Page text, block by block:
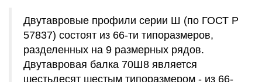
Двутавровые профили серии Ш (по ГОСТ Р
57837) состоят из 66-ти типоразмеров,
разделенных на 9 размерных рядов.
Двутавровая балка 70Ш8 является
шестьдесят шестым типоразмером - из 66-